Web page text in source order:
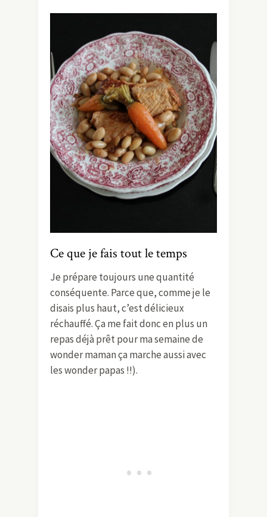
Ce que je fais tout le temps
Je prépare toujours une quantité
conséquente. Parce que, comme je le
disais plus haut, c’est délicieux
réchauffé. Ça me fait donc en plus un
repas déjà prêt pour ma semaine de
wonder maman ça marche aussi avec
les wonder papas !!).